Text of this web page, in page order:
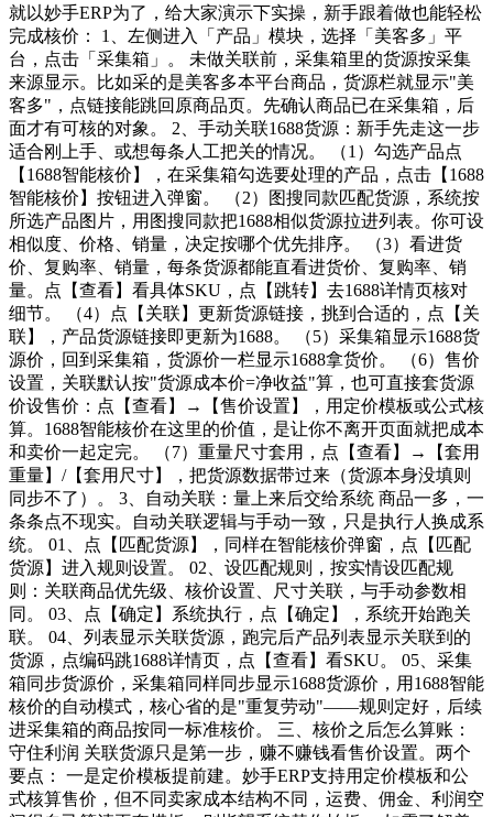
就以妙手ERP为了，给大家演示下实操，新手跟着做也能轻松
完成核价： 1、左侧进入「产品」模块，选择「美客多」平
台，点击「采集箱」。 未做关联前，采集箱里的货源按采集
来源显示。比如采的是美客多本平台商品，货源栏就显示"美
客多"，点链接能跳回原商品页。先确认商品已在采集箱，后
面才有可核的对象。 2、手动关联1688货源：新手先走这一步
适合刚上手、或想每条人工把关的情况。 （1）勾选产品点
【1688智能核价】，在采集箱勾选要处理的产品，点击【1688
智能核价】按钮进入弹窗。 （2）图搜同款匹配货源，系统按
所选产品图片，用图搜同款把1688相似货源拉进列表。你可设
相似度、价格、销量，决定按哪个优先排序。 （3）看进货
价、复购率、销量，每条货源都能直看进货价、复购率、销
量。点【查看】看具体SKU，点【跳转】去1688详情页核对
细节。 （4）点【关联】更新货源链接，挑到合适的，点【关
联】，产品货源链接即更新为1688。 （5）采集箱显示1688货
源价，回到采集箱，货源价一栏显示1688拿货价。 （6）售价
设置，关联默认按"货源成本价=净收益"算，也可直接套货源
价设售价：点【查看】→【售价设置】，用定价模板或公式核
算。1688智能核价在这里的价值，是让你不离开页面就把成本
和卖价一起定完。 （7）重量尺寸套用，点【查看】→【套用
重量】/【套用尺寸】，把货源数据带过来（货源本身没填则
同步不了）。 3、自动关联：量上来后交给系统 商品一多，一
条条点不现实。自动关联逻辑与手动一致，只是执行人换成系
统。 01、点【匹配货源】，同样在智能核价弹窗，点【匹配
货源】进入规则设置。 02、设匹配规则，按实情设匹配规
则：关联商品优先级、核价设置、尺寸关联，与手动参数相
同。 03、点【确定】系统执行，点【确定】，系统开始跑关
联。 04、列表显示关联货源，跑完后产品列表显示关联到的
货源，点编码跳1688详情页，点【查看】看SKU。 05、采集
箱同步货源价，采集箱同样同步显示1688货源价，用1688智能
核价的自动模式，核心省的是"重复劳动"——规则定好，后续
进采集箱的商品按同一标准核价。 三、核价之后怎么算账：
守住利润 关联货源只是第一步，赚不赚钱看售价设置。两个
要点： 一是定价模板提前建。妙手ERP支持用定价模板和公
式核算售价，但不同卖家成本结构不同，运费、佣金、利润空